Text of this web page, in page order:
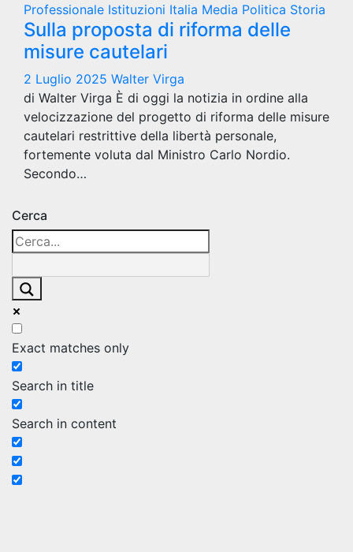
Professionale Istituzioni Italia Media Politica Storia
Sulla proposta di riforma delle
misure cautelari
2 Luglio 2025 Walter Virga
di Walter Virga È di oggi la notizia in ordine alla
velocizzazione del progetto di riforma delle misure
cautelari restrittive della libertà personale,
fortemente voluta dal Ministro Carlo Nordio.
Secondo…
Cerca
Exact matches only
Search in title
Search in content